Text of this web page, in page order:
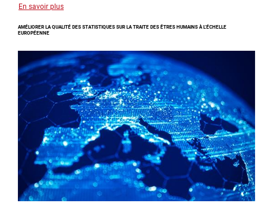
En savoir plus
les
de
la
traite
à
des
fins
d’exploitation
sexuelle
AMÉLIORER LA QUALITÉ DES STATISTIQUES SUR LA TRAITE DES ÊTRES HUMAINS À L’ÉCHELLE
EUROPÉENNE